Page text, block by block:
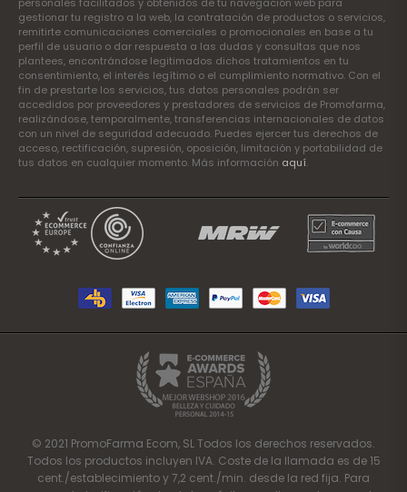
gestionar tu registro a la web, la contratación de productos o servicios,
remitirte comunicaciones comerciales o promocionales en base a tu
perfil de usuario o dar respuesta a las dudas y consultas que nos
plantees, encontrándose legitimados dichos tratamientos en tu
consentimiento, el interés legítimo o el cumplimiento normativo. Con el
fin de prestarte los servicios, tus datos personales podrán ser
accedidos por proveedores y prestadores de servicios de Promofarma,
realizándose, temporalmente, transferencias internacionales de datos
con un nivel de seguridad adecuado. Puedes ejercer tus derechos de
acceso, rectificación, supresión, oposición, limitación y portabilidad de
tus datos en cualquier momento. Más información aquí.
© 2021 PromoFarma Ecom, SL Todos los derechos reservados.
Todos los productos incluyen IVA. Coste de la llamada es de 15
cent./establecimiento y 7,2 cent./min. desde la red fija. Para